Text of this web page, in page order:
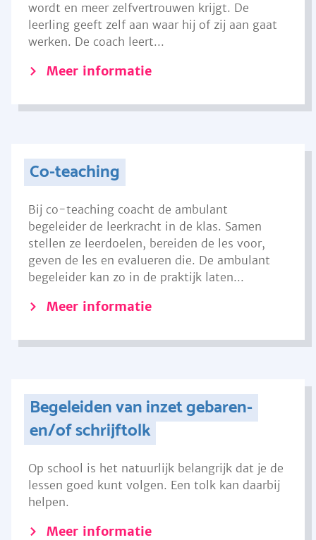
wordt en meer zelfvertrouwen krijgt. De
leerling geeft zelf aan waar hij of zij aan gaat
werken. De coach leert...
Meer informatie
Co-teaching
Bij co-teaching coacht de ambulant
begeleider de leerkracht in de klas. Samen
stellen ze leerdoelen, bereiden de les voor,
geven de les en evalueren die. De ambulant
begeleider kan zo in de praktijk laten...
Meer informatie
Begeleiden van inzet gebaren-
en/of schrijftolk
Op school is het natuurlijk belangrijk dat je de
lessen goed kunt volgen. Een tolk kan daarbij
helpen.
Meer informatie